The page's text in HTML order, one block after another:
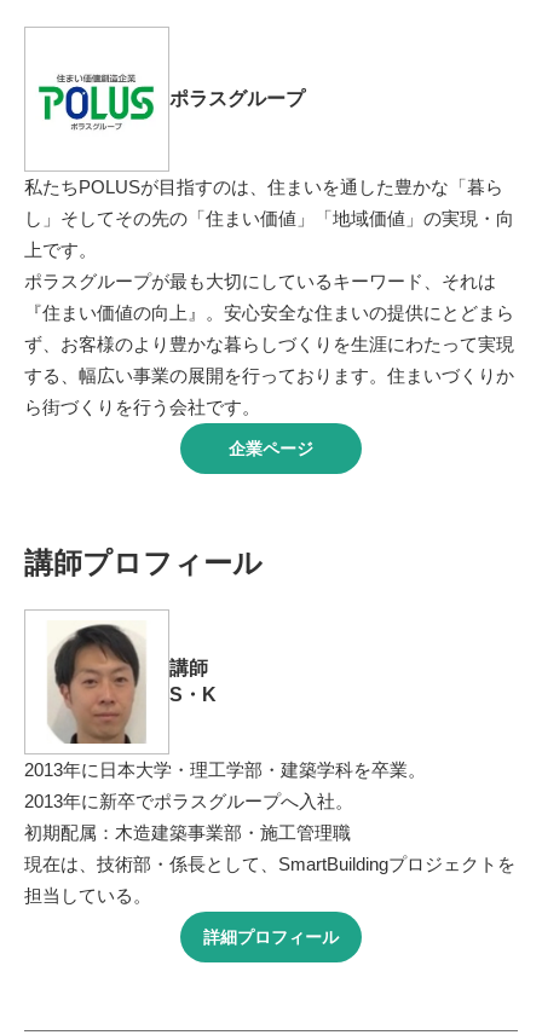
ポラスグループ
私たちPOLUSが目指すのは、住まいを通した豊かな「暮ら
し」そしてその先の「住まい価値」「地域価値」の実現・向
上です。
ポラスグループが最も大切にしているキーワード、それは
『住まい価値の向上』。安心安全な住まいの提供にとどまら
ず、お客様のより豊かな暮らしづくりを生涯にわたって実現
する、幅広い事業の展開を行っております。住まいづくりか
ら街づくりを行う会社です。
企業ページ
講師プロフィール
講師
S・K
2013年に日本大学・理工学部・建築学科を卒業。
2013年に新卒でポラスグループへ入社。
初期配属：木造建築事業部・施工管理職
現在は、技術部・係長として、SmartBuildingプロジェクトを
担当している。
詳細プロフィール